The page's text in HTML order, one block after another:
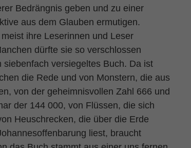
Bedrängnis geben und zu einer
aus dem Glauben ermutigen.
ihre Leserinnen und Leser
dürfte sie so verschlossen
siebenfach versiegeltes Buch. Da ist
die Rede und von Monstern, die aus
von der geheimnisvollen Zahl 666 und
der 144 000, von Flüssen, die sich
Heuschrecken, die über die Erde
liest, braucht